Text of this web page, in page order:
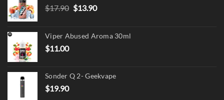
$17.90 Original
$17.90.
$13.90Current
$13.90.
Viper Abused Aroma 30ml
$11.00
Sonder Q 2- Geekvape
$19.90